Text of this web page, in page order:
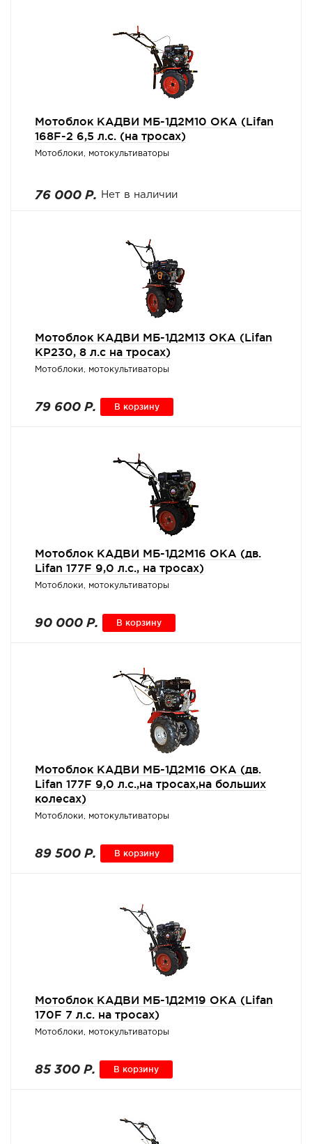
Мотоблок КАДВИ МБ-1Д2М10 ОКА (Lifan
168F-2 6,5 л.с. (на тросах)
Мотоблоки, мотокультиваторы
76 000 Р. Нет в наличии
Мотоблок КАДВИ МБ-1Д2М13 ОКА (Lifan
KP230, 8 л.с на тросах)
Мотоблоки, мотокультиваторы
79 600 Р. В корзину
Мотоблок КАДВИ МБ-1Д2М16 ОКА (дв.
Lifan 177F 9,0 л.с., на тросах)
Мотоблоки, мотокультиваторы
90 000 Р. В корзину
Мотоблок КАДВИ МБ-1Д2М16 ОКА (дв.
Lifan 177F 9,0 л.с.,на тросах,на больших
колесах)
Мотоблоки, мотокультиваторы
89 500 Р. В корзину
Мотоблок КАДВИ МБ-1Д2М19 ОКА (Lifan
170F 7 л.с. на тросах)
Мотоблоки, мотокультиваторы
85 300 Р. В корзину